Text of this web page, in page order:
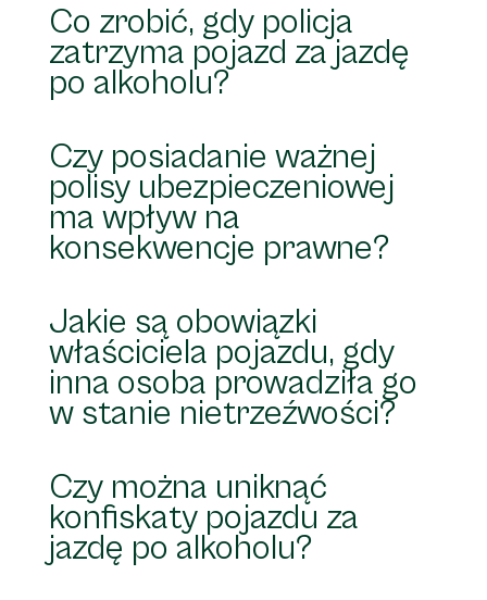
Co zrobić, gdy policja
zatrzyma pojazd za jazdę
po alkoholu?
Czy posiadanie ważnej
polisy ubezpieczeniowej
ma wpływ na
konsekwencje prawne?
Jakie są obowiązki
właściciela pojazdu, gdy
inna osoba prowadziła go
w stanie nietrzeźwości?
Czy można uniknąć
konfiskaty pojazdu za
jazdę po alkoholu?